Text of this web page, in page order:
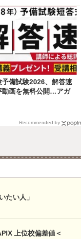
予備試験2026、解答速
動画を無料公開…アガ
Recommended by
たい人」
上位校偏差値＜